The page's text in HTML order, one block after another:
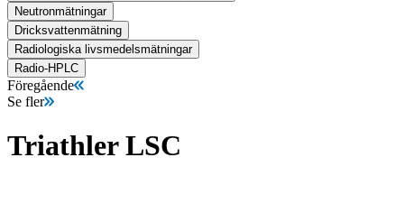
Neutronmätningar
Dricksvattenmätning
Radiologiska livsmedelsmätningar
Radio-HPLC
Föregående
Se fler
Triathler LSC